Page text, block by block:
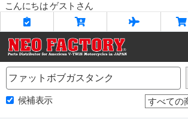
こんにちは ゲストさん
Name
候補表示